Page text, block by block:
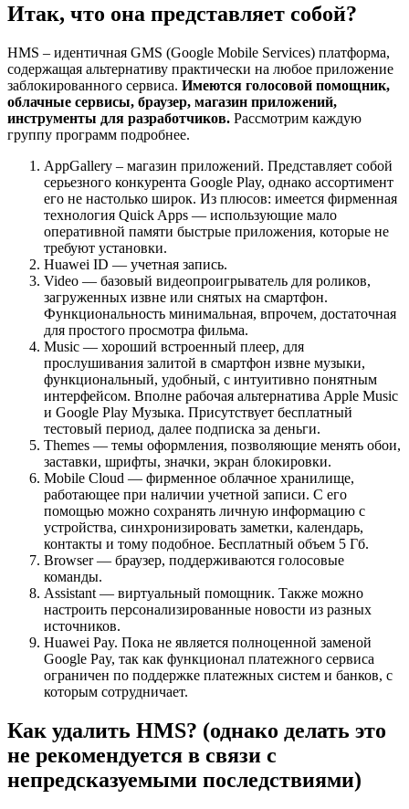
Итак, что она представляет собой?
HMS – идентичная GMS (Google Mobile Services) платформа,
содержащая альтернативу практически на любое приложение
заблокированного сервиса. Имеются голосовой помощник,
облачные сервисы, браузер, магазин приложений,
инструменты для разработчиков. Рассмотрим каждую
группу программ подробнее.
AppGallery – магазин приложений. Представляет собой
серьезного конкурента Google Play, однако ассортимент
его не настолько широк. Из плюсов: имеется фирменная
технология Quick Apps — использующие мало
оперативной памяти быстрые приложения, которые не
требуют установки.
Huawei ID — учетная запись.
Video — базовый видеопроигрыватель для роликов,
загруженных извне или снятых на смартфон.
Функциональность минимальная, впрочем, достаточная
для простого просмотра фильма.
Music — хороший встроенный плеер, для
прослушивания залитой в смартфон извне музыки,
функциональный, удобный, с интуитивно понятным
интерфейсом. Вполне рабочая альтернатива Apple Music
и Google Play Музыка. Присутствует бесплатный
тестовый период, далее подписка за деньги.
Themes — темы оформления, позволяющие менять обои,
заставки, шрифты, значки, экран блокировки.
Mobile Cloud — фирменное облачное хранилище,
работающее при наличии учетной записи. С его
помощью можно сохранять личную информацию с
устройства, синхронизировать заметки, календарь,
контакты и тому подобное. Бесплатный объем 5 Гб.
Browser — браузер, поддерживаются голосовые
команды.
Assistant — виртуальный помощник. Также можно
настроить персонализированные новости из разных
источников.
Huawei Pay. Пока не является полноценной заменой
Google Pay, так как функционал платежного сервиса
ограничен по поддержке платежных систем и банков, с
которым сотрудничает.
Как удалить HMS? (однако делать это
не рекомендуется в связи с
непредсказуемыми последствиями)